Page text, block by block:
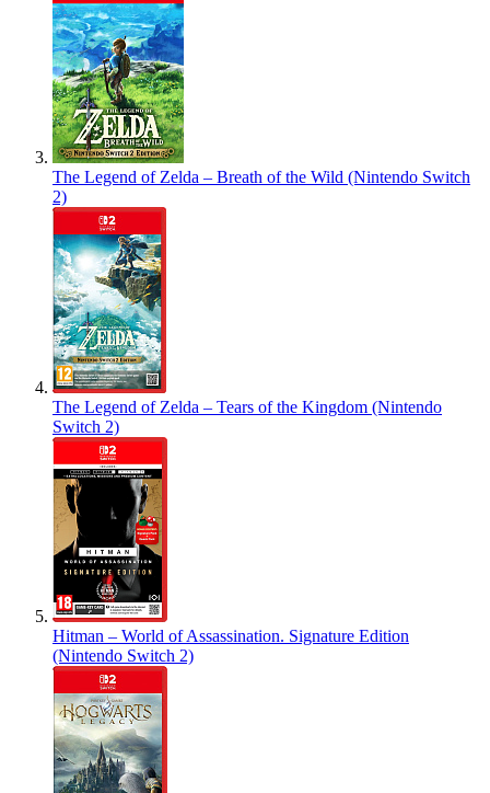
The Legend of Zelda – Breath of the Wild (Nintendo Switch
2)
The Legend of Zelda – Tears of the Kingdom (Nintendo
Switch 2)
Hitman – World of Assassination. Signature Edition
(Nintendo Switch 2)